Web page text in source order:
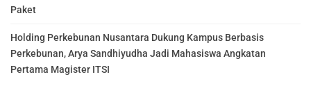
Paket
Holding Perkebunan Nusantara Dukung Kampus Berbasis
Perkebunan, Arya Sandhiyudha Jadi Mahasiswa Angkatan
Pertama Magister ITSI